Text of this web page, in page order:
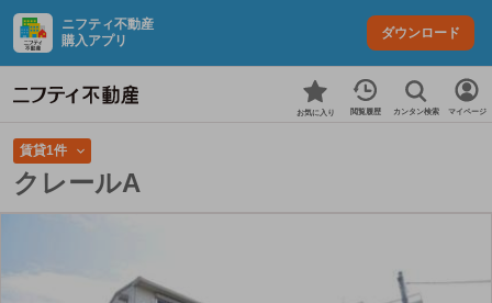
ニフティ不動産
購入アプリ
ダウンロード
お気に入り 閲覧履歴 カンタン検索 マイページ
賃貸1件
クレールA